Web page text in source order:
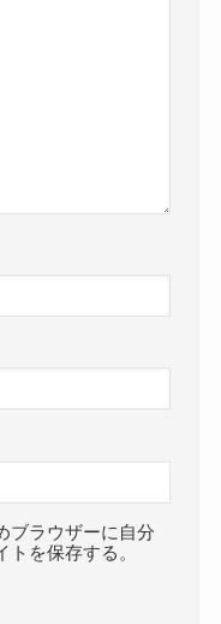
ブラウザーに自分
を保存する。